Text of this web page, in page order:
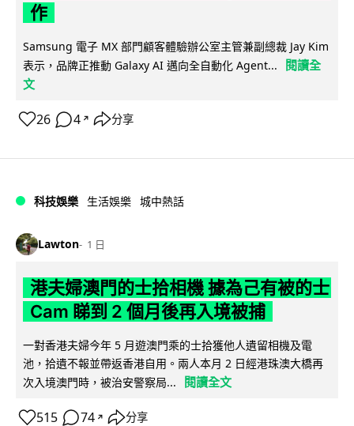
作
Samsung 電子 MX 部門顧客體驗辦公室主管兼副總裁 Jay Kim
表示，品牌正推動 Galaxy AI 邁向全自動化 Agent...
閱讀全
文
26 4 ↗ 分享
科技娛樂 生活娛樂 城中熱話
Lawton 1 日
港夫婦澳門的士拾相機 據為己有被的士
Cam 睇到 2 個月後再入境被捕
一對香港夫婦今年 5 月遊澳門乘的士拾獲他人遺留相機及電
池，拾遺不報並帶返香港自用。兩人本月 2 日經港珠澳大橋再
次入境澳門時，被治安警察局...
閱讀全文
515 74 ↗ 分享